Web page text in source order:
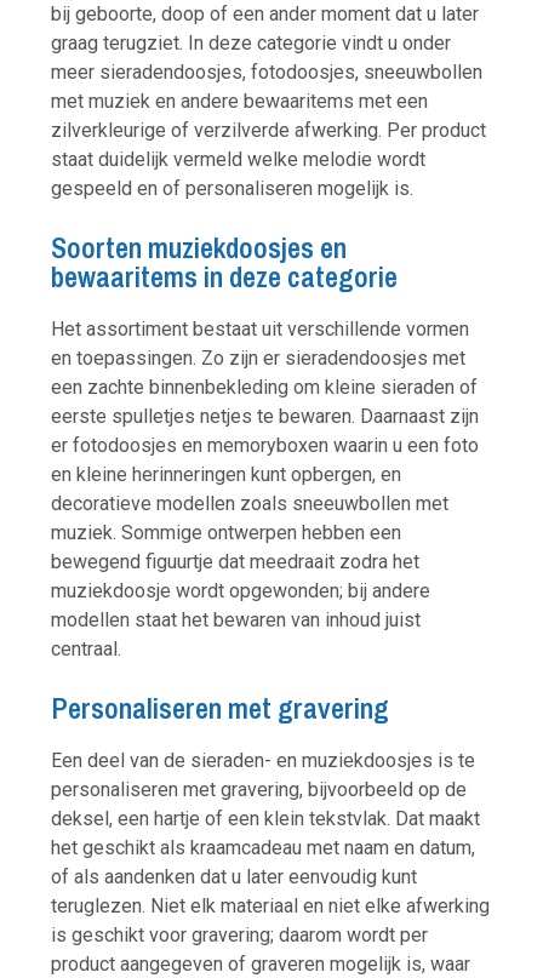
bij geboorte, doop of een ander moment dat u later
graag terugziet. In deze categorie vindt u onder
meer sieradendoosjes, fotodoosjes, sneeuwbollen
met muziek en andere bewaaritems met een
zilverkleurige of verzilverde afwerking. Per product
staat duidelijk vermeld welke melodie wordt
gespeeld en of personaliseren mogelijk is.
Soorten muziekdoosjes en
bewaaritems in deze categorie
Het assortiment bestaat uit verschillende vormen
en toepassingen. Zo zijn er sieradendoosjes met
een zachte binnenbekleding om kleine sieraden of
eerste spulletjes netjes te bewaren. Daarnaast zijn
er fotodoosjes en memoryboxen waarin u een foto
en kleine herinneringen kunt opbergen, en
decoratieve modellen zoals sneeuwbollen met
muziek. Sommige ontwerpen hebben een
bewegend figuurtje dat meedraait zodra het
muziekdoosje wordt opgewonden; bij andere
modellen staat het bewaren van inhoud juist
centraal.
Personaliseren met gravering
Een deel van de sieraden- en muziekdoosjes is te
personaliseren met gravering, bijvoorbeeld op de
deksel, een hartje of een klein tekstvlak. Dat maakt
het geschikt als kraamcadeau met naam en datum,
of als aandenken dat u later eenvoudig kunt
teruglezen. Niet elk materiaal en niet elke afwerking
is geschikt voor gravering; daarom wordt per
product aangegeven of graveren mogelijk is, waar